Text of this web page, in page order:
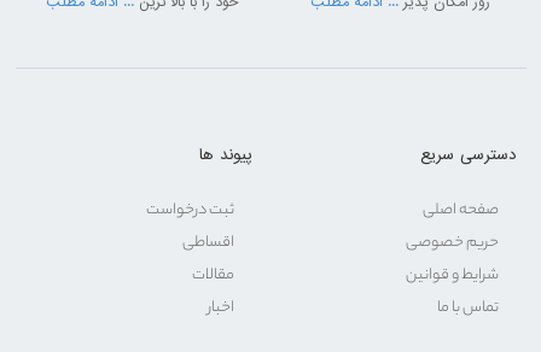
دسترسی سریع
صفحه اصلی
حریم خصوصی
شرایط و قوانین
تماس با ما
پیوند ها
ثبت درخواست
اقساطی
مقالات
اخبار